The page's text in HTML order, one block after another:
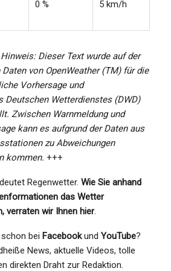
0 % 5 km/h
Dieser Text wurde auf der
von OpenWeather (TM) für die
Vorhersage und
Deutschen Wetterdienstes (DWD)
Zwischen Warnmeldung und
kann es aufgrund der Daten aus
zu Abweichungen
kommen. +++
Regenwetter. Wie Sie anhand
das Wetter
verraten wir Ihnen hier.
schon bei Facebookund YouTube?
News, aktuelle Videos, tolle
direkten Draht zur Redaktion.